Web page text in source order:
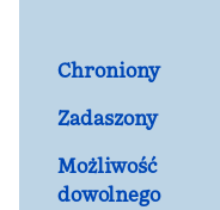
Chroniony
Zadaszony
Możliwość
dowolnego